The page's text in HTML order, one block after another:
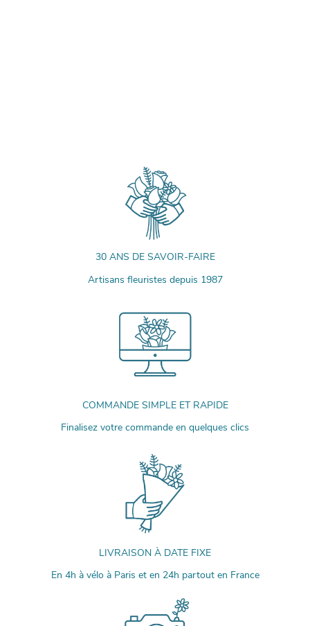
30 ANS DE SAVOIR-FAIRE
Artisans fleuristes depuis 1987
COMMANDE SIMPLE ET RAPIDE
Finalisez votre commande en quelques clics
LIVRAISON À DATE FIXE
En 4h à vélo à Paris et en 24h partout en France